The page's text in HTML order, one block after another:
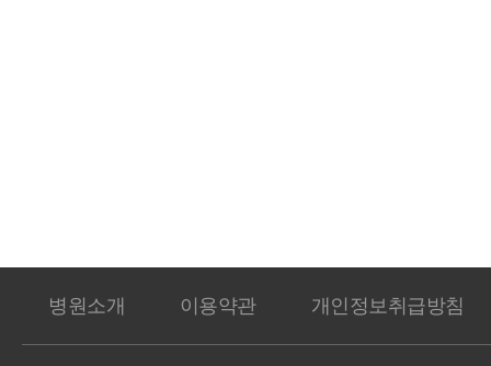
병원소개 이용약관 개인정보취급방침